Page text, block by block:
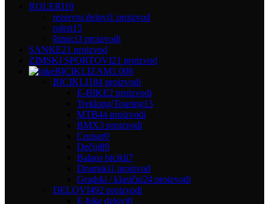
ROLERI19
rezervni delovi1 proizvod
roleri15
štitnici3 proizvodi
SANKE21 proizvod
ZIMSKI SPORTOVI21 proizvod
BICIKLIZAM1.008
BICIKLI184 proizvodi
E-BIKE2 proizvodi
Trekking/Touring13
MTB44 proizvodi
BMX3 proizvodi
Cruiser0
Dečiji89
Balans bicikli7
Drumski1 proizvod
Gradski / klasični24 proizvodi
DELOVI492 proizvodi
E-bike delovi0